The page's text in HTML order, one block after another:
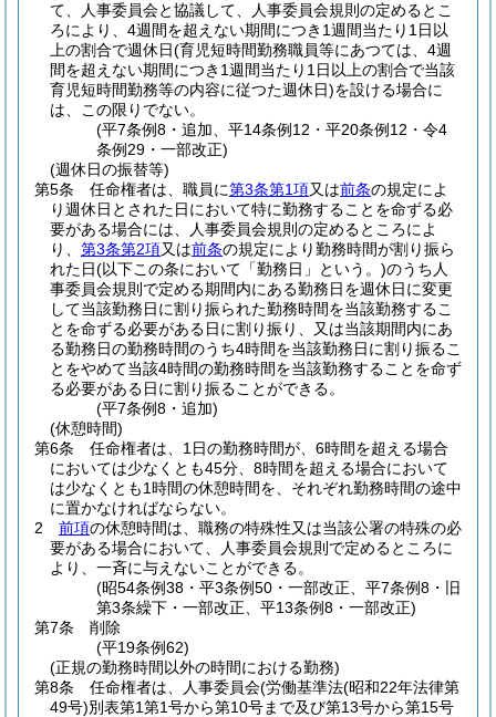
て、人事委員会と協議して、人事委員会規則の定めるとこ
ろにより、4週間を超えない期間につき1週間当たり1日以
上の割合で週休日(育児短時間勤務職員等にあつては、4週
間を超えない期間につき1週間当たり1日以上の割合で当該
育児短時間勤務等の内容に従つた週休日)を設ける場合に
は、この限りでない。
(平7条例8・追加、平14条例12・平20条例12・令4
条例29・一部改正)
(週休日の振替等)
第5条
任命権者は、職員に第3条第1項又は前条の規定によ
り週休日とされた日において特に勤務することを命ずる必
要がある場合には、人事委員会規則の定めるところによ
り、 第3条第2項又は前条の規定により勤務時間が割り振ら
れた日(以下この条において「勤務日」という。)のうち人
事委員会規則で定める期間内にある勤務日を週休日に変更
して当該勤務日に割り振られた勤務時間を当該勤務するこ
とを命ずる必要がある日に割り振り、又は当該期間内にあ
る勤務日の勤務時間のうち4時間を当該勤務日に割り振るこ
とをやめて当該4時間の勤務時間を当該勤務することを命ず
る必要がある日に割り振ることができる。
(平7条例8・追加)
(休憩時間)
第6条
任命権者は、1日の勤務時間が、6時間を超える場合
においては少なくとも45分、8時間を超える場合において
は少なくとも1時間の休憩時間を、それぞれ勤務時間の途中
に置かなければならない。
2
前項の休憩時間は、職務の特殊性又は当該公署の特殊の必
要がある場合において、人事委員会規則で定めるところに
より、一斉に与えないことができる。
(昭54条例38・平3条例50・一部改正、平7条例8・旧
第3条繰下・一部改正、平13条例8・一部改正)
第7条
削除
(平19条例62)
(正規の勤務時間以外の時間における勤務)
第8条
任命権者は、人事委員会(労働基準法(昭和22年法律第
49号)別表第1第1号から第10号まで及び第13号から第15号